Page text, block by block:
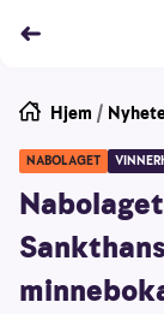
Hjem /
NABOLAGET